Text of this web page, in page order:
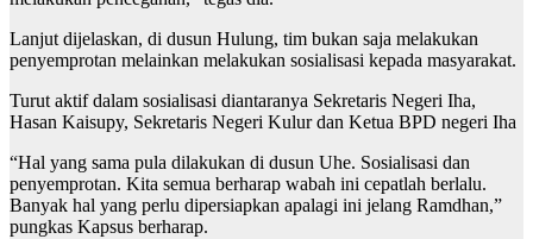
Lanjut dijelaskan, di dusun Hulung, tim bukan saja melakukan
penyemprotan melainkan melakukan sosialisasi kepada masyarakat.
Turut aktif dalam sosialisasi diantaranya Sekretaris Negeri Iha,
Hasan Kaisupy, Sekretaris Negeri Kulur dan Ketua BPD negeri Iha
“Hal yang sama pula dilakukan di dusun Uhe. Sosialisasi dan
penyemprotan. Kita semua berharap wabah ini cepatlah berlalu.
Banyak hal yang perlu dipersiapkan apalagi ini jelang Ramdhan,”
pungkas Kapsus berharap.